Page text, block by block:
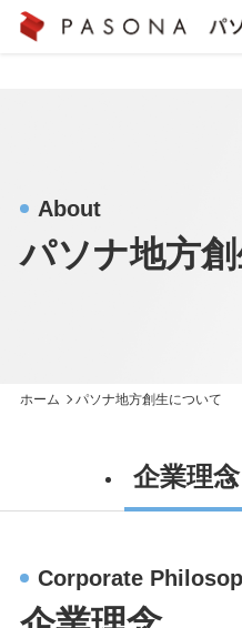
About
パソナ地方
ホーム パソナ地方創生について
企業理念
Corporate